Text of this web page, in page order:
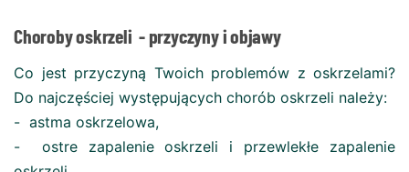
Choroby oskrzeli - przyczyny i objawy
Co jest przyczyną Twoich problemów z oskrzelami?
Do najczęściej występujących chorób oskrzeli należy:
- astma oskrzelowa,
- ostre zapalenie oskrzeli i przewlekłe zapalenie